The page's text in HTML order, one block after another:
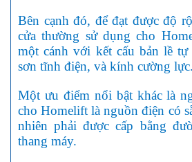
Bên cạnh đó, để đạt được độ
cửa thường sử dụng cho
một cánh với kết cấu bản lề
sơn tĩnh điện, và kính cường lực.
Một ưu điểm nổi bật khác là
cho Homelift là nguồn điện có
nhiên phải được cấp bằng
thang máy.